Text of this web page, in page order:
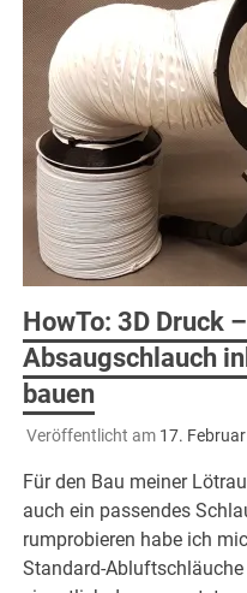
HowTo: 3D Druck
Absaugschlauch
bauen
Veröffentlicht am 17.
Für den Bau meiner
auch ein passendes
rumprobieren habe ich
Standard-Abluftschläuche